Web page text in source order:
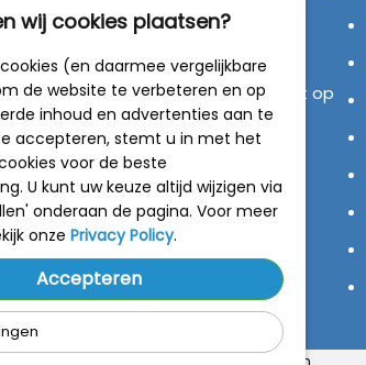
merken zoals Pewag, König,
en RÜD.
persoonlijk advies? Neem contact op
:0318 - 250030
4.5 van 5
- Alle rechten voorbehouden
wij cookies plaatsen?
(en daarmee vergelijkbare
de website te verbeteren en op
inhoud en advertenties aan te
accepteren, stemt u in met het
voor de beste
U kunt uw keuze altijd wijzigen via
onderaan de pagina. Voor meer
onze Privacy Policy.
Accepteren